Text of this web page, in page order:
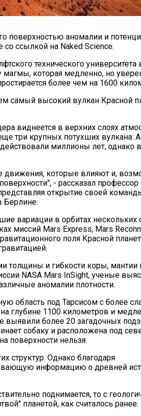
поверхностью аномалии и
со ссылкой на Naked Science.
технического университета
которая медленно, но
более чем на 1600
самый высокий вулкан Красной
виднеется в верхних слоях
три крупных потухших вулкана:
миллионы лет, однако
движения, которые влияют и,
- рассказал профессор
открытие своей
Берлине.
вариации в орбитах нескольких
миссий Mars Express, Mars
поля Красной
толщины и гибкости коры, мантии
NASA Mars InSight, ученые
аномалии плотности.
область под Тарсисом с более
глубине 1100 километров и
выявили более 20 загадочных
собаку и расположена под
поверхности нельзя.
структур. Однако благодаря
информацию о древней
поднимается, то с
планетой, как считалось ранее.